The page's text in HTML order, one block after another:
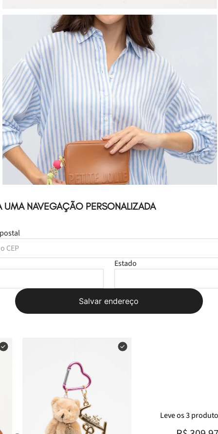
UMA NAVEGAÇÃO PERSONALIZADA
Estado
Salvar endereço
Leveos3